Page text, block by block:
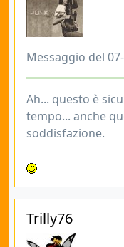
Messaggio del
Ah... questo è
tempo... anche
soddisfazione.
Trilly76